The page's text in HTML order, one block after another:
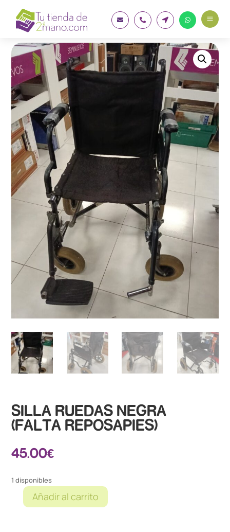
    a
SILLA RUEDAS NEGRA
(FALTA REPOSAPIES)
45.00€
1 disponibles
SILLA
Añadir al carrito